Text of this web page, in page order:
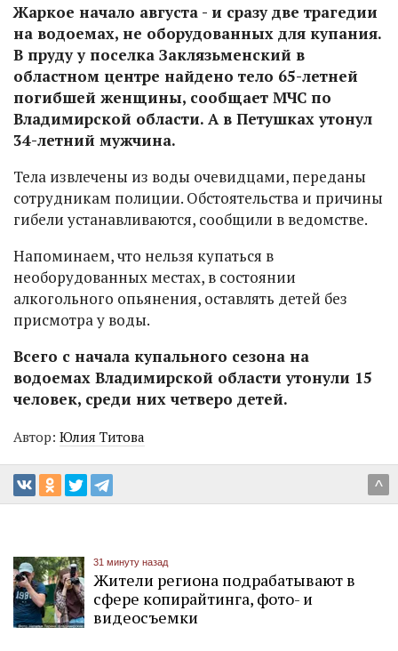
Жаркое начало августа - и сразу две трагедии
на водоемах, не оборудованных для купания.
В пруду у поселка Заклязьменский в
областном центре найдено тело 65-летней
погибшей женщины, сообщает МЧС по
Владимирской области. А в Петушках утонул
34-летний мужчина.
Тела извлечены из воды очевидцами, переданы
сотрудникам полиции. Обстоятельства и причины
гибели устанавливаются, сообщили в ведомстве.
Напоминаем, что нельзя купаться в
необорудованных местах, в состоянии
алкогольного опьянения, оставлять детей без
присмотра у воды.
Всего с начала купального сезона на
водоемах Владимирской области утонули 15
человек, среди них четверо детей.
Автор: Юлия Титова
^
31 минуту назад
Жители региона подрабатывают в
сфере копирайтинга, фото- и
видеосъемки